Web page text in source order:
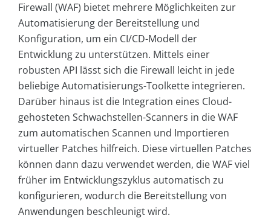
Firewall (WAF) bietet mehrere Möglichkeiten zur
Automatisierung der Bereitstellung und
Konfiguration, um ein CI/CD-Modell der
Entwicklung zu unterstützen. Mittels einer
robusten API lässt sich die Firewall leicht in jede
beliebige Automatisierungs-Toolkette integrieren.
Darüber hinaus ist die Integration eines Cloud-
gehosteten Schwachstellen-Scanners in die WAF
zum automatischen Scannen und Importieren
virtueller Patches hilfreich. Diese virtuellen Patches
können dann dazu verwendet werden, die WAF viel
früher im Entwicklungszyklus automatisch zu
konfigurieren, wodurch die Bereitstellung von
Anwendungen beschleunigt wird.